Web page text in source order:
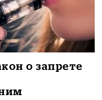
о запрете